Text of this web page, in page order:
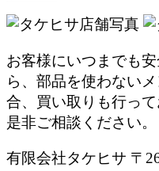
お客様にいつまでも
ら、部品を使わない
合、買い取りも行っ
是非ご相談ください。
有限会社タケヒサ 〒